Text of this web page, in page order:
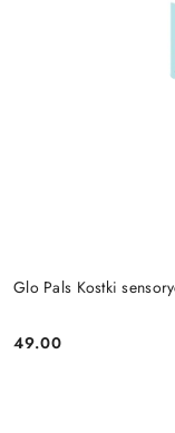
Glo Pals Kostki
Cena:
49.00